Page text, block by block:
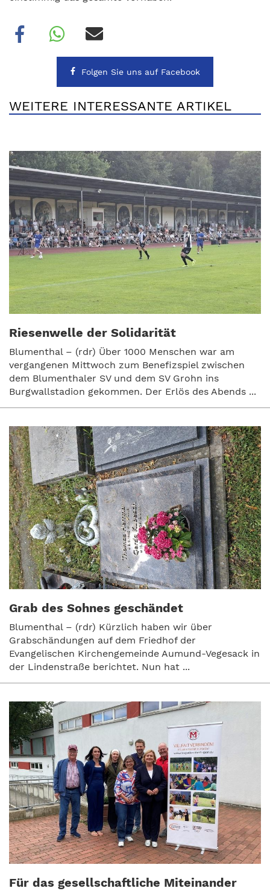
Folgen Sie uns auf Facebook
WEITERE INTERESSANTE ARTIKEL
Riesenwelle der Solidarität
Blumenthal – (rdr) Über 1000 Menschen war am
vergangenen Mittwoch zum Benefizspiel zwischen
dem Blumenthaler SV und dem SV Grohn ins
Burgwallstadion gekommen. Der Erlös des Abends ...
Grab des Sohnes geschändet
Blumenthal – (rdr) Kürzlich haben wir über
Grabschändungen auf dem Friedhof der
Evangelischen Kirchengemeinde Aumund-Vegesack in
der Lindenstraße berichtet. Nun hat ...
Für das gesellschaftliche Miteinander